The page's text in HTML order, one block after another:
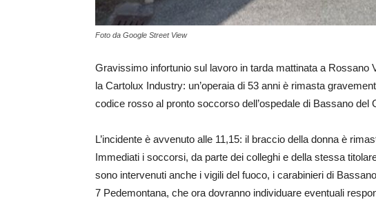
Foto da Google Street View
Gravissimo infortunio sul lavoro in tarda mattinata a Rossano
la Cartolux Industry: un’operaia di 53 anni è rimasta
codice rosso al pronto soccorso dell’ospedale di Bassano del
L’incidente è avvenuto alle 11,15: il braccio della donna è
Immediati i soccorsi, da parte dei colleghi e della stessa
sono intervenuti anche i vigili del fuoco, i carabinieri di
7 Pedemontana, che ora dovranno individuare eventuali